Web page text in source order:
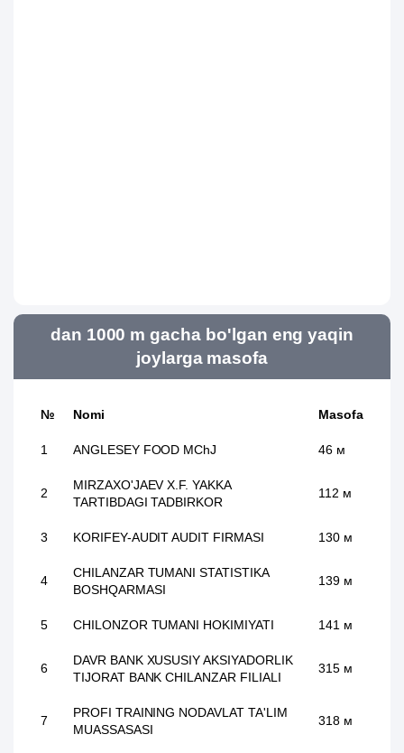
dan 1000 m gacha bo'lgan eng yaqin
joylarga masofa
№ Nomi Masofa
1 ANGLESEY FOOD MChJ 46 м
2
MIRZAXO'JAEV X.F. YAKKA
TARTIBDAGI TADBIRKOR
112 м
3 KORIFEY-AUDIT AUDIT FIRMASI 130 м
4
CHILANZAR TUMANI STATISTIKA
BOSHQARMASI
139 м
5 CHILONZOR TUMANI HOKIMIYATI 141 м
6
DAVR BANK XUSUSIY AKSIYADORLIK
TIJORAT BANK CHILANZAR FILIALI
315 м
7
PROFI TRAINING NODAVLAT TA'LIM
MUASSASASI
318 м